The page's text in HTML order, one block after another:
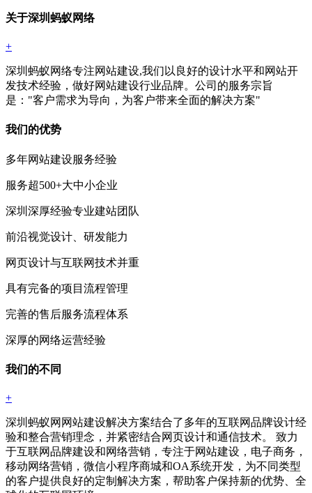
关于深圳蚂蚁网络
+
深圳蚂蚁网络专注网站建设,我们以良好的设计水平和网站开
发技术经验，做好网站建设行业品牌。公司的服务宗旨
是："客户需求为导向，为客户带来全面的解决方案"
我们的优势
多年网站建设服务经验
服务超500+大中小企业
深圳深厚经验专业建站团队
前沿视觉设计、研发能力
网页设计与互联网技术并重
具有完备的项目流程管理
完善的售后服务流程体系
深厚的网络运营经验
我们的不同
+
深圳蚂蚁网网站建设解决方案结合了多年的互联网品牌设计经
验和整合营销理念，并紧密结合网页设计和通信技术。 致力
于互联网品牌建设和网络营销，专注于网站建设，电子商务，
移动网络营销，微信小程序商城和OA系统开发，为不同类型
的客户提供良好的定制解决方案，帮助客户保持新的优势、全